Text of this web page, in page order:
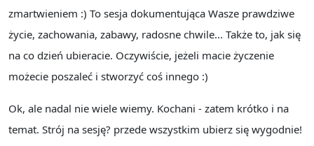
zmartwieniem :) To sesja dokumentująca Wasze prawdziwe
życie, zachowania, zabawy, radosne chwile... Także to, jak się
na co dzień ubieracie. Oczywiście, jeżeli macie życzenie
możecie poszaleć i stworzyć coś innego :)
Ok, ale nadal nie wiele wiemy. Kochani - zatem krótko i na
temat. Strój na sesję? przede wszystkim ubierz się wygodnie!